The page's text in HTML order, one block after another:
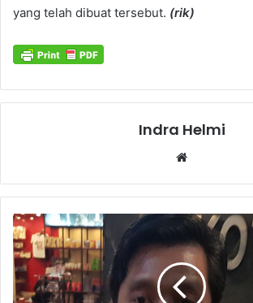
yang telah dibuat tersebut. (rik)
Indra Helmi